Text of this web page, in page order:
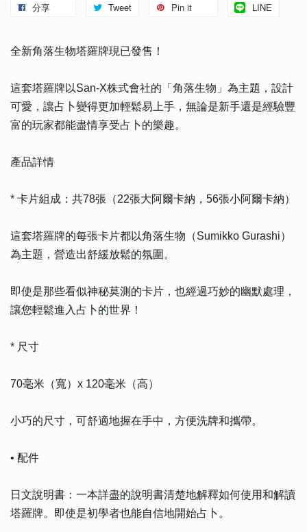
分享 Tweet Pin it LINE
全新角落生物塔羅牌現已發售！
這套塔羅牌以San-X株式會社的「角落生物」為主題，設計
可愛，讓占卜變得更加輕鬆易上手，無論是新手還是經驗豐
富的玩家都能盡情享受占卜的樂趣。
產品詳情
* 卡片組成：共78張（22張大阿爾卡納，56張小阿爾卡納）
這套塔羅牌的每張卡片都以角落生物（Sumikko Gurashi）
為主題，營造出舒緩放鬆的氛圍。
即使是那些看似神秘莫測的卡片，也經過巧妙的幽默處理，
讓您輕鬆進入占卜的世界！
* 尺寸
70毫米（寬）x 120毫米（高）
小巧的尺寸，可舒適地握在手中，方便洗牌和攜帶。
• 配件
日文說明書：一本詳盡的說明書清楚地解釋如何使用和解讀
塔羅牌。即使是初學者也能自信地開始占卜。